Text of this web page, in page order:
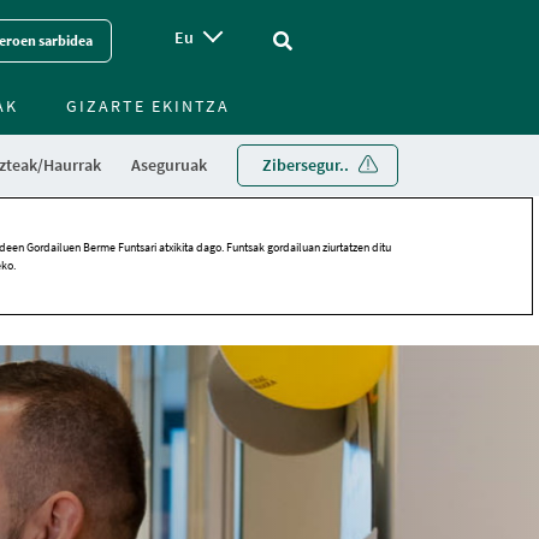
sarbidea Eu Vinculo - Buscar en la web
Haurrak Aseguruak Zibersegur..
GIZARTE EKINTZA
Gordailuen Berme Funtsari atxikita dago. Funtsak gordailuan ziurtatzen ditu